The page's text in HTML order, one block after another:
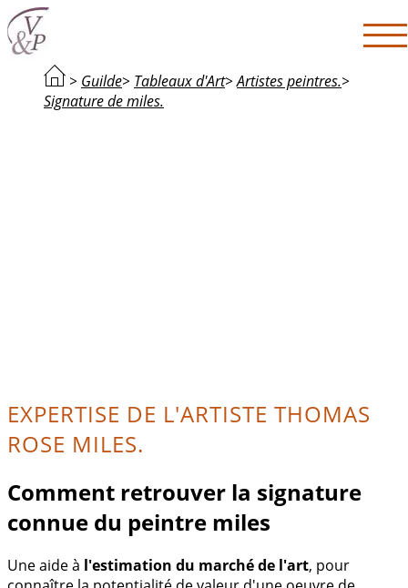
> Guilde> Tableaux d'Art>Artistes peintres.>
Signature de miles.
EXPERTISE DE L'ARTISTE THOMAS
ROSE MILES.
Comment retrouver la signature
connue du peintre miles
Une aide à l'estimation du marché de l'art, pour